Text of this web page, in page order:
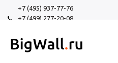
+7 (495) 937-77-76
+7 (499) 277-20-08